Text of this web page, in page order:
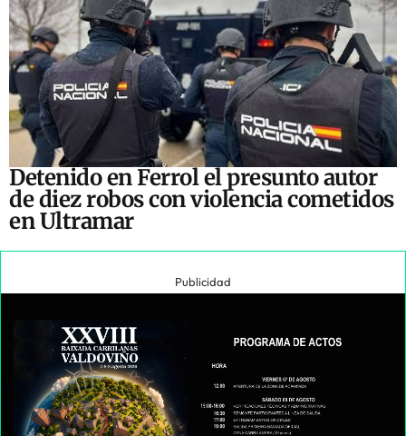
Detenido en Ferrol el presunto autor
de diez robos con violencia cometidos
en Ultramar
Publicidad